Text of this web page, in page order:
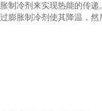
冷剂来实现热能的传递
膨胀制冷剂使其降温，